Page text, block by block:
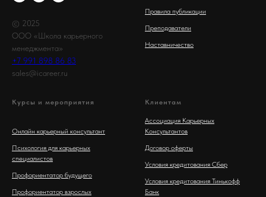
© 2025
ООО «Школа карьерного
менеджмента»
+7 991 898 86 83
sales@icareer.ru
Правила публикации
Преподаватели
Наставничество
Курсы и мероприятия
Онлайн карьерный консультант
Психология для карьерных
специалистов
Профориентатор будущего
Профориентатор взрослых
Клиентам
Ассоциация Карьерных
Консультантов
Договор оферты
Условия кредитования Сбер
Условия кредитования Тинькофф
Банк